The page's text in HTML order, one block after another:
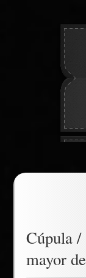
Cúpula
mayor